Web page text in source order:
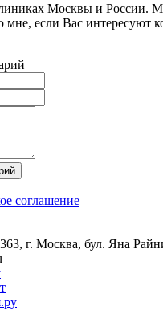
Москвы и России.
мне, если Вас интересуют
соглашение
г. Москва, бул. Яна